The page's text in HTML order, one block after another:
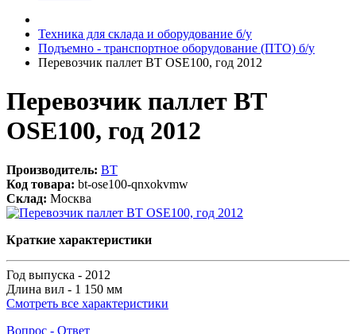
Техника для склада и оборудование б/у
Подъемно - транспортное оборудование (ПТО) б/у
Перевозчик паллет BT OSE100, год 2012
Перевозчик паллет BT
OSE100, год 2012
Производитель: BT
Код товара: bt-ose100-qnxokvmw
Склад: Москва
Краткие характеристики
Год выпуска - 2012
Длина вил - 1 150 мм
Смотреть все характеристики
Вопрос - Ответ